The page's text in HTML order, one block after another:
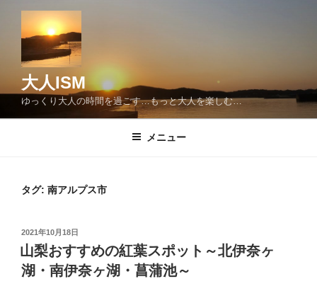
へ
大人ISM
ゆっくり大人の時間を過ごす…もっと大人を楽しむ…
メニュー
タグ: 南アルプス市
投
稿
日:
2021年10月18日
山梨おすすめの紅葉スポット～北伊奈ヶ
湖・南伊奈ヶ湖・菖蒲池～